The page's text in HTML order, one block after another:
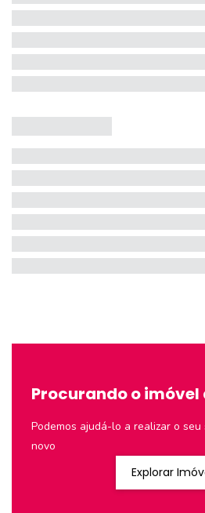
Procurando o imóvel
Podemos ajudá-lo a realizar o
novo
Explorar